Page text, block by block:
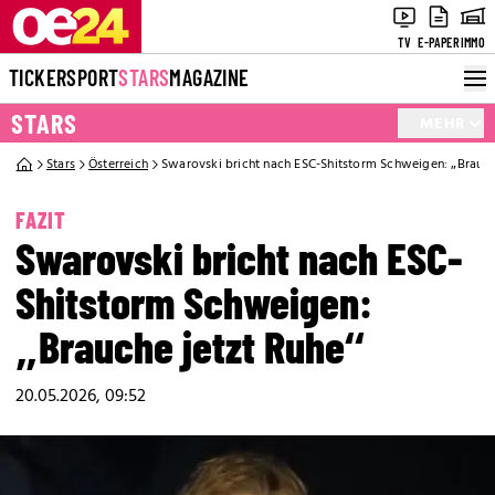
TV E-PAPERIMMO
TICKERSPORTSTARSMAGAZINE
STARS
Stars Österreich Swarovski bricht nach ESC-Shitstorm Schweigen:
FAZIT
Swarovski bricht nach ESC-
Shitstorm Schweigen:
„Brauche jetzt Ruhe“
20.05.2026, 09:52